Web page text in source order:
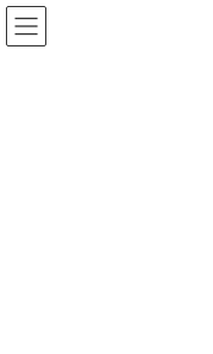
コ
ン
ナ
ビ